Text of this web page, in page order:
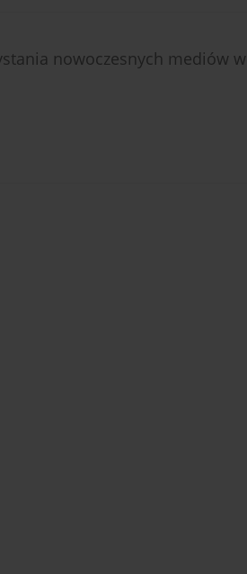
nowoczesnych mediów w